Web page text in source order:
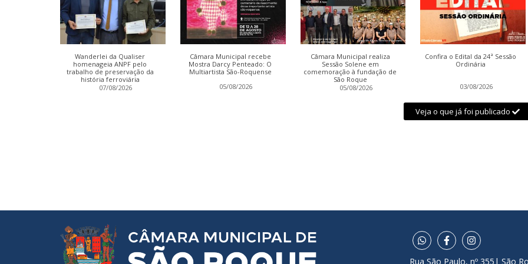
Wanderlei da Qualiser
homenageia ANPF pelo
trabalho de preservação da
história ferroviária
07/08/2026
Câmara Municipal recebe
Mostra Darcy Penteado: O
Multiartista São-Roquense
05/08/2026
Câmara Municipal realiza
Sessão Solene em
comemoração à fundação de
São Roque
05/08/2026
Confira o Edital da 24ª Sessão
Ordinária
03/08/2026
Veja o que já foi publicado
Rua São Paulo, nº 355| São